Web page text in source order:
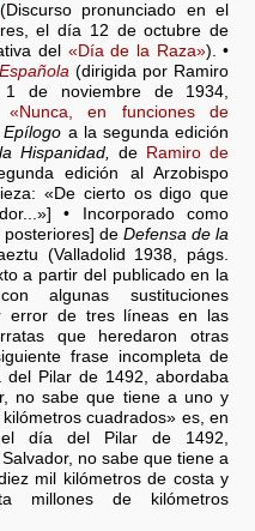
(Discurso pronunciado en el
el día 12 de octubre de
del «Día de la Raza»). •
(dirigida por Ramiro
de noviembre de 1934,
«Nunca, en funciones de
Epílogo a la segunda edición
Hispanidad, de Ramiro de
edición al Arzobispo
«De cierto os digo que
• Incorporado como
posteriores] deDefensa de la
(Valladolid 1938, págs.
a partir del publicado en la
algunas sustituciones
error de tres líneas en las
que heredaron otras
frase incompleta de
del Pilar de 1492, abordaba
no sabe que tiene a uno y
cuadrados» es, en
el día del Pilar de 1492,
no sabe que tiene a
mil kilómetros de costa y
millones de kilómetros